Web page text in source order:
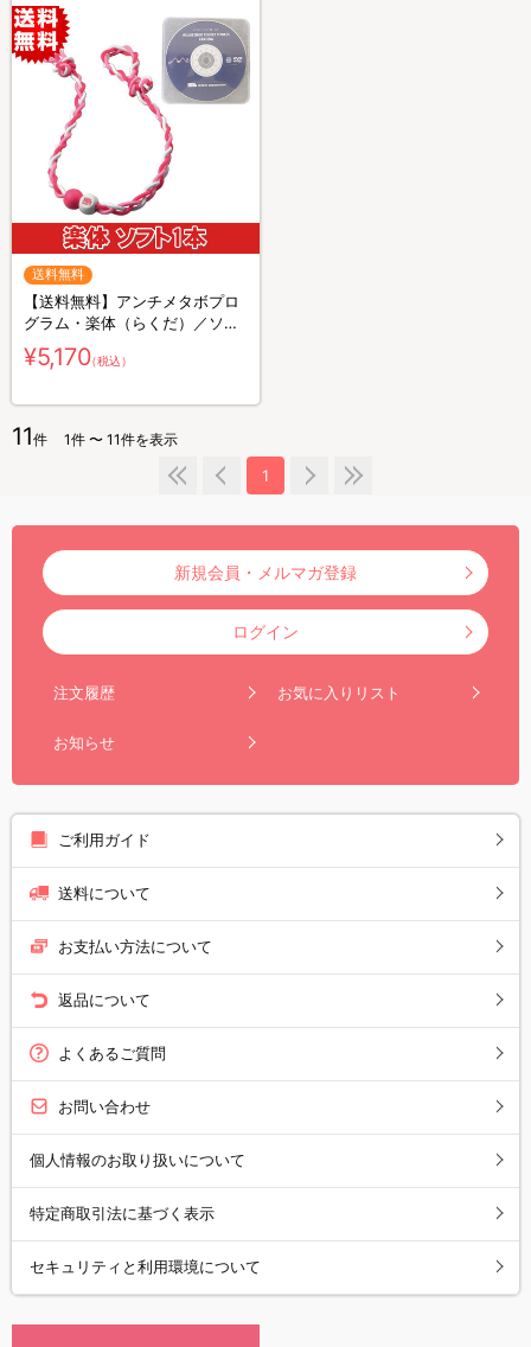
送料無料
【送料無料】アンチメタボプロ
グラム・楽体（らくだ）／ソフ
ト（ピンク）
¥5,170（税込）
11件 1件 〜 11件を表示
1
新規会員・メルマガ登録
ログイン
注文履歴 お気に入りリスト
お知らせ
ご利用ガイド
送料について
お支払い方法について
返品について
よくあるご質問
お問い合わせ
個人情報のお取り扱いについて
特定商取引法に基づく表示
セキュリティと利用環境について